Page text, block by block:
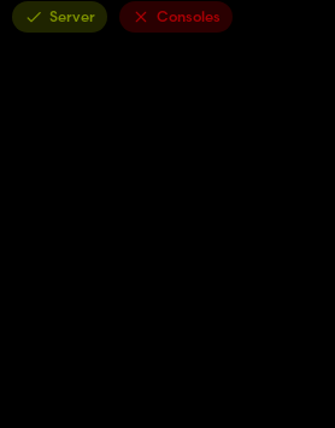
Cutter 420:
- Werkbreedte: 4.2m
Server Consoles